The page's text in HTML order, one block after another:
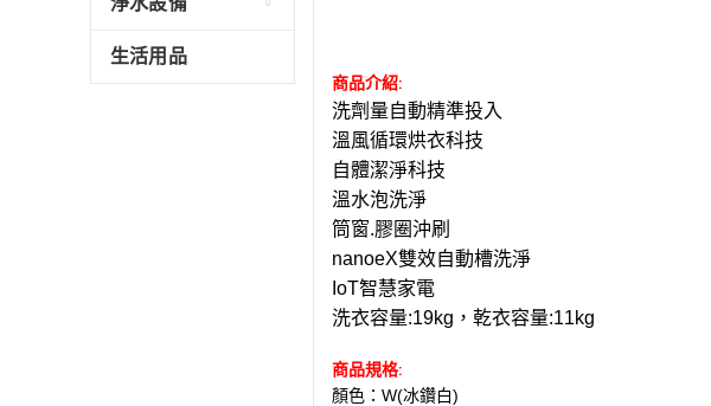
商品介紹:
洗劑量自動精準投入
溫風循環烘衣科技
自體潔淨科技
溫水泡洗淨
筒窗.膠圈沖刷
nanoeX雙效自動槽洗淨
IoT智慧家電
洗衣容量:19kg，乾衣容量:11kg
商品規格:
顏色：W(冰鑽白)
生活用品